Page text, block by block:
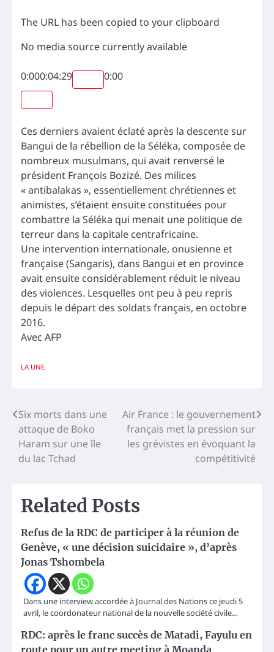
The URL has been copied to your clipboard
No media source currently available
0:000:04:29 0:00
Ces derniers avaient éclaté après la descente sur
Bangui de la rébellion de la Séléka, composée de
nombreux musulmans, qui avait renversé le
président François Bozizé. Des milices
« antibalakas », essentiellement chrétiennes et
animistes, s’étaient ensuite constituées pour
combattre la Séléka qui menait une politique de
terreur dans la capitale centrafricaine.
Une intervention internationale, onusienne et
française (Sangaris), dans Bangui et en province
avait ensuite considérablement réduit le niveau
des violences. Lesquelles ont peu à peu repris
depuis le départ des soldats français, en octobre
2016.
Avec AFP
LA UNE
Navigation
de
l’article
Six morts dans une
attaque de Boko
Haram sur une île
du lac Tchad
Air France : le gouvernement
français met la pression sur
les grévistes en évoquant la
compétitivité
Related Posts
Refus de la RDC de participer à la réunion de
Genève, « une décision suicidaire », d’après
Jonas Tshombela
Dans une interview accordée à Journal des Nations ce jeudi 5
avril, le coordonateur national de la nouvelle société civile…
RDC: après le franc succès de Matadi, Fayulu en